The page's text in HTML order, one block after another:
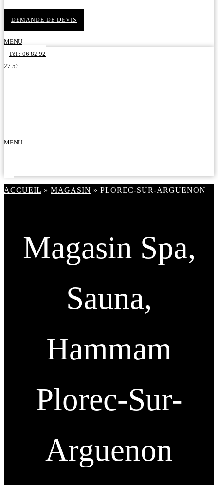
DEMANDE DE DEVIS
MENU
Tél : 06 82 92
27 53
MENU
ACCUEIL » MAGASIN » PLOREC-SUR-ARGUENON
Magasin Spa,
Sauna,
Hammam
Plorec-Sur-
Arguenon